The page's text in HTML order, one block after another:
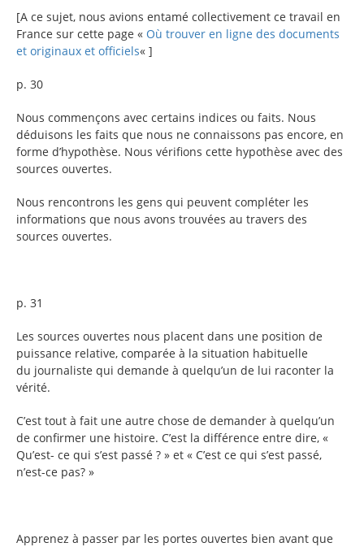
[A ce sujet, nous avions entamé collectivement ce travail en
France sur cette page « Où trouver en ligne des documents
et originaux et officiels« ]
p. 30
Nous commençons avec certains indices ou faits. Nous
déduisons les faits que nous ne connaissons pas encore, en
forme d’hypothèse. Nous vérifions cette hypothèse avec des
sources ouvertes.
Nous rencontrons les gens qui peuvent compléter les
informations que nous avons trouvées au travers des
sources ouvertes.
p. 31
Les sources ouvertes nous placent dans une position de
puissance relative, comparée à la situation habituelle
du journaliste qui demande à quelqu’un de lui raconter la
vérité.
C’est tout à fait une autre chose de demander à quelqu’un
de confirmer une histoire. C’est la différence entre dire, «
Qu’est- ce qui s’est passé ? » et « C’est ce qui s’est passé,
n’est-ce pas? »
Apprenez à passer par les portes ouvertes bien avant que